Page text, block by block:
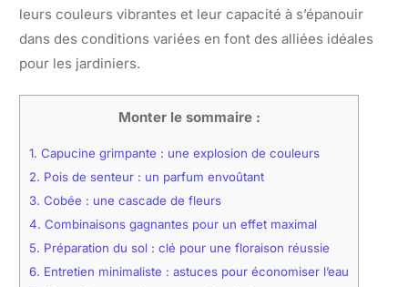
leurs couleurs vibrantes et leur capacité à s’épanouir
dans des conditions variées en font des alliées idéales
pour les jardiniers.
Monter le sommaire :
1. Capucine grimpante : une explosion de couleurs
2. Pois de senteur : un parfum envoûtant
3. Cobée : une cascade de fleurs
4. Combinaisons gagnantes pour un effet maximal
5. Préparation du sol : clé pour une floraison réussie
6. Entretien minimaliste : astuces pour économiser l’eau